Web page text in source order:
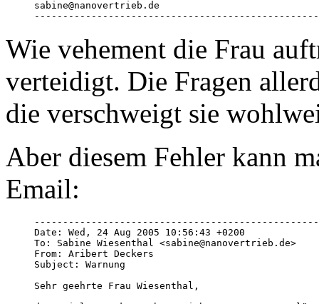
sabine@nanovertrieb.de
Wie vehement die Frau
verteidigt. Die Fragen
die verschweigt sie
Aber diesem Fehler kann
Email:
Date: Wed, 24 Aug 2005 10:56:43 +0200
To: Sabine Wiesenthal <sabine@nanovertrieb.de>
From: Aribert Deckers
Subject: Warnung
Sehr geehrte Frau Wiesenthal,